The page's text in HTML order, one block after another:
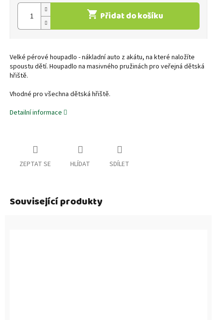
Přidat do košíku
Velké pérové houpadlo - nákladní auto z akátu, na které naložíte
spoustu dětí. Houpadlo na masivného pružinách pro veřejná dětská
hřiště.
Vhodné pro všechna dětská hřiště.
Detailní informace
ZEPTAT SE HLÍDAT SDÍLET
Související produkty